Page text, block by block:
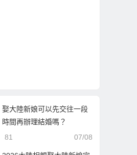
娶大陸新娘可以先交往一段
時間再辦理結婚嗎？
07/08
81